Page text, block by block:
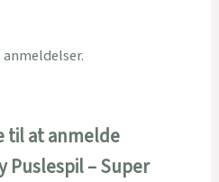
til at anmelde
Puslespil – Super